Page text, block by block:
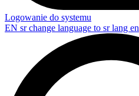
Logowanie do systemu
EN sr change language to sr lang en